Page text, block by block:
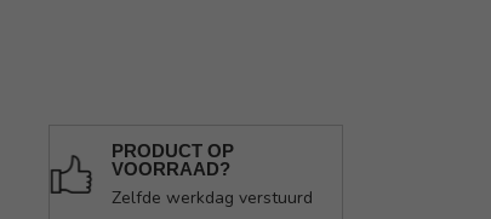
PRODUCT OP
VOORRAAD?
Zelfde werkdag verstuurd